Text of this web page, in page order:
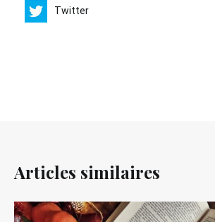
Twitter
Articles similaires